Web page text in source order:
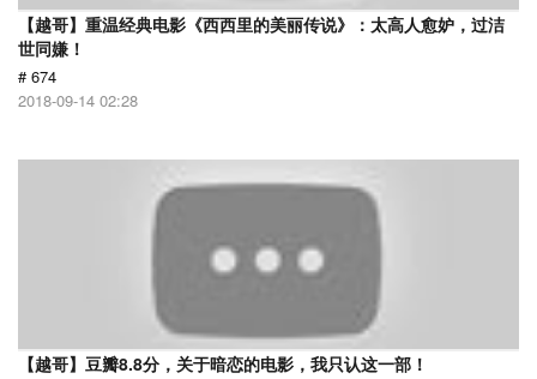
【越哥】重温经典电影《西西里的美丽传说》：太高人愈妒，过洁
世同嫌！
# 674
2018-09-14 02:28
【越哥】豆瓣8.8分，关于暗恋的电影，我只认这一部！